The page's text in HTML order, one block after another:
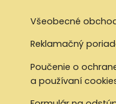
Všeobecné
Reklamačný
Poučenie o
a používaní